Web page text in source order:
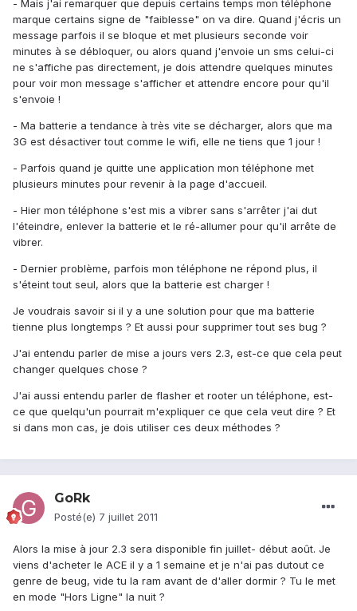
- Mais j'ai remarquer que depuis certains temps mon téléphone
marque certains signe de "faiblesse" on va dire. Quand j'écris un
message parfois il se bloque et met plusieurs seconde voir
minutes à se débloquer, ou alors quand j'envoie un sms celui-ci
ne s'affiche pas directement, je dois attendre quelques minutes
pour voir mon message s'afficher et attendre encore pour qu'il
s'envoie !
- Ma batterie a tendance à très vite se décharger, alors que ma
3G est désactiver tout comme le wifi, elle ne tiens que 1 jour !
- Parfois quand je quitte une application mon téléphone met
plusieurs minutes pour revenir à la page d'accueil.
- Hier mon téléphone s'est mis a vibrer sans s'arrêter j'ai dut
l'éteindre, enlever la batterie et le ré-allumer pour qu'il arrête de
vibrer.
- Dernier problème, parfois mon téléphone ne répond plus, il
s'éteint tout seul, alors que la batterie est charger !
Je voudrais savoir si il y a une solution pour que ma batterie
tienne plus longtemps ? Et aussi pour supprimer tout ses bug ?
J'ai entendu parler de mise a jours vers 2.3, est-ce que cela peut
changer quelques chose ?
J'ai aussi entendu parler de flasher et rooter un téléphone, est-
ce que quelqu'un pourrait m'expliquer ce que cela veut dire ? Et
si dans mon cas, je dois utiliser ces deux méthodes ?
GoRk
Posté(e) 7 juillet 2011
Alors la mise à jour 2.3 sera disponible fin juillet- début août. Je
viens d'acheter le ACE il y a 1 semaine et je n'ai pas dutout ce
genre de beug, vide tu la ram avant de d'aller dormir ? Tu le met
en mode "Hors Ligne" la nuit ?